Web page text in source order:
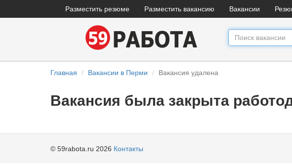
Разместить резюме Разместить вакансию Вакансии
Главная Вакансии в Перми Вакансия удалена
Вакансия была закрыта
© 59rabota.ru 2026 Контакты